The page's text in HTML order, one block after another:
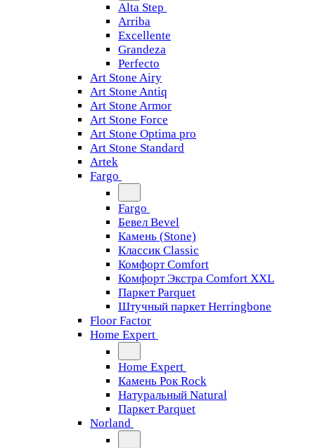
Alta Step
Arriba
Excellente
Grandeza
Perfecto
Art Stone Airy
Art Stone Antiq
Art Stone Armor
Art Stone Force
Art Stone Optima pro
Art Stone Standard
Artek
Fargo
Fargo
Бевел Bevel
Камень (Stone)
Классик Classic
Комфорт Comfort
Комфорт Экстра Comfort XXL
Паркет Parquet
Штучный паркет Herringbone
Floor Factor
Home Expert
Home Expert
Камень Рок Rock
Натуральный Natural
Паркет Parquet
Norland